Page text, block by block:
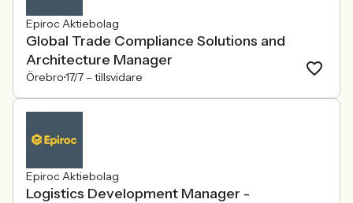
Epiroc Aktiebolag
Global Trade Compliance Solutions and
Architecture Manager
Örebro17/7 – tillsvidare
Epiroc Aktiebolag
Logistics Development Manager -